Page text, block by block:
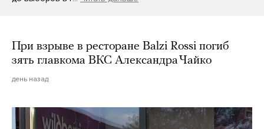
При взрыве в ресторане Balzi Rossi погиб
зять главкома ВКС Александра Чайко
день назад